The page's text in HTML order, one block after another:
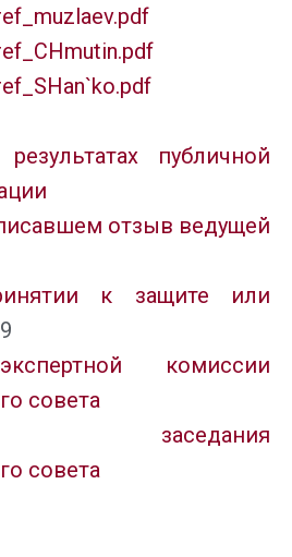
публичной
отзыв ведущей
к защите или
комиссии
совета
заседания
совета